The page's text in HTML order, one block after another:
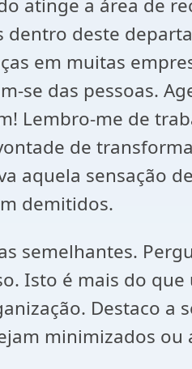
atinge a área de
deste
em muitas
se das pessoas.
Lembro-me de
de
aquela sensação
demitidos.
semelhantes.
Isto é mais do
Destaco a
minimizados ou